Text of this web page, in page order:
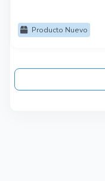
Producto Nuevo